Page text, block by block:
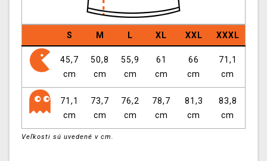
S M L XL XXL XXXL
45,7
cm
50,8
cm
55,9
cm
61
cm
66
cm
71,1
cm
71,1
cm
73,7
cm
76,2
cm
78,7
cm
81,3
cm
83,8
cm
Veľkosti sú uvedené v cm.